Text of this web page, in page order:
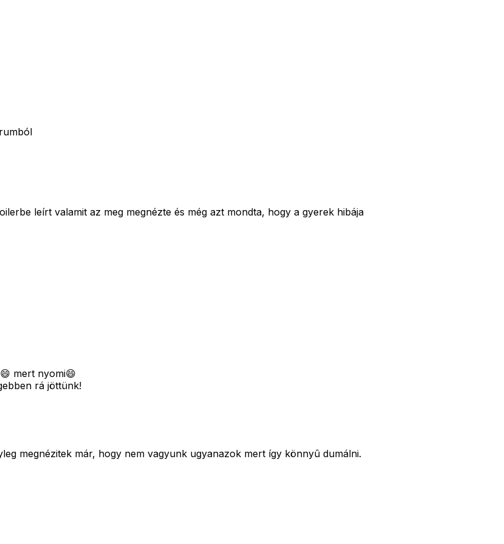
leírt valamit az meg megnézte és még azt mondta, hogy a gyerek hibája
mert nyomi😄
rá jöttünk!
megnézitek már, hogy nem vagyunk ugyanazok mert így könnyû dumálni.